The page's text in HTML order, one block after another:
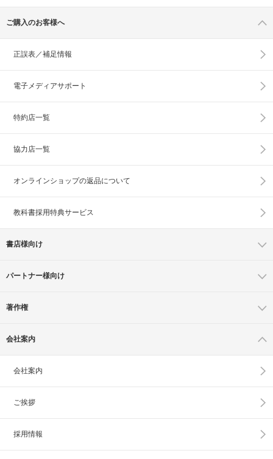
ご購入のお客様へ
正誤表／補足情報
電子メディアサポート
特約店一覧
協力店一覧
オンラインショップの返品について
教科書採用特典サービス
書店様向け
パートナー様向け
著作権
会社案内
会社案内
ご挨拶
採用情報